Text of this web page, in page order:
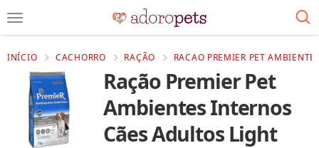
INÍCIO CACHORRO RAÇÃO RACAO PREMIER PET
Ração Premier Pet
Ambientes Internos
Cães Adultos Light